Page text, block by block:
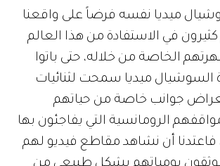
ميديا نفسه فرضاً على واقعنا
في الاستفادة من هذا العالم
الخاصة من خلاله، حتى باتوا
السوشيال ميديا سمحت لثنائيات
جوانب خاصة من حياتهم
الرومانسية التي يفاجئون بها
أن نشاهد مقاطع فيديو لهم